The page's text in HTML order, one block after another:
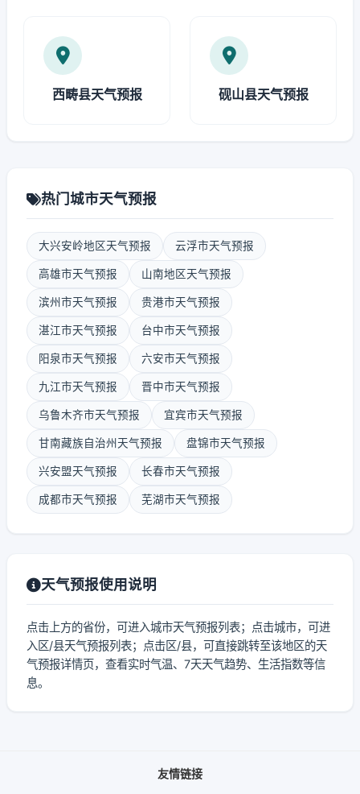
西畴县天气预报 砚山县天气预报
热门城市天气预报
大兴安岭地区天气预报 云浮市天气预报
高雄市天气预报 山南地区天气预报
滨州市天气预报 贵港市天气预报
湛江市天气预报 台中市天气预报
阳泉市天气预报 六安市天气预报
九江市天气预报 晋中市天气预报
乌鲁木齐市天气预报 宜宾市天气预报
甘南藏族自治州天气预报 盘锦市天气预报
兴安盟天气预报 长春市天气预报
成都市天气预报 芜湖市天气预报
天气预报使用说明
点击上方的省份，可进入城市天气预报列表；点击城市，可进
入区/县天气预报列表；点击区/县，可直接跳转至该地区的天
气预报详情页，查看实时气温、7天天气趋势、生活指数等信
息。
友情链接